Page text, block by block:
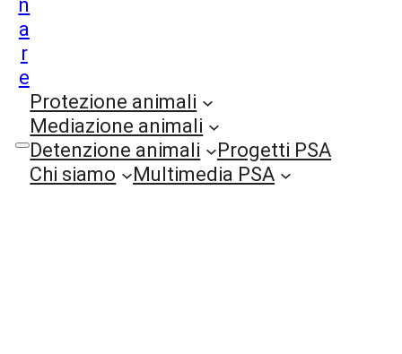
n
a
r
e
Protezione animali
Mediazione animali
Detenzione animali
Progetti PSA
Chi siamo
Multimedia PSA